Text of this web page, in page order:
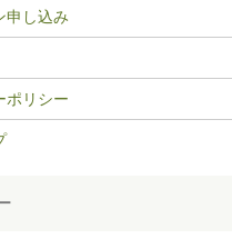
申し込み
ポリシー